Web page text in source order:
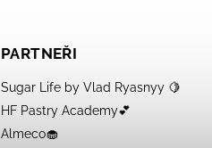
PARTNEŘI
Sugar Life by Vlad Ryasnyy 🍋
HF Pastry Academy💕
Almeco🧁